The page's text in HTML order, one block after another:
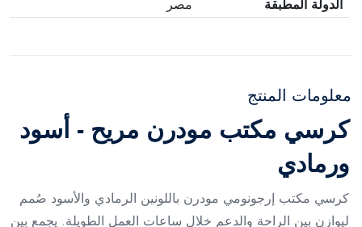
الدولة المطبقة
مصر
معلومات المنتج
كرسي مكتب مودرن مريح - أسود
ورمادي
كرسي مكتب إرجونومي مودرن باللونين الرمادي والأسود صُمم
ليوازن بين الراحة والدعم خلال ساعات العمل الطويلة. يجمع بين